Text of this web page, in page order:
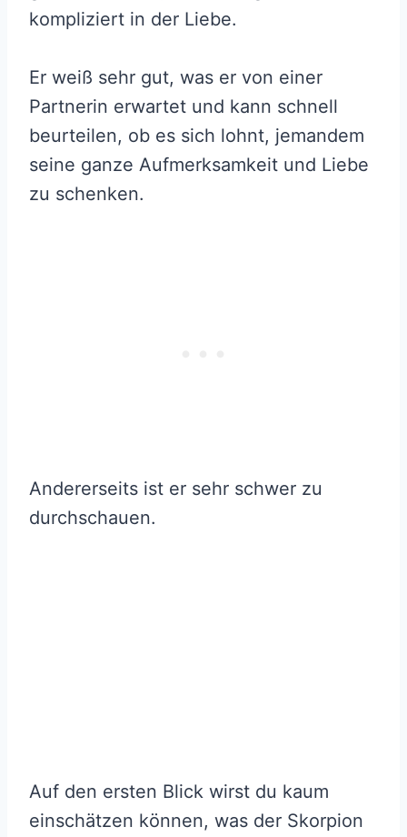
kompliziert in der Liebe.
Er weiß sehr gut, was er von einer
Partnerin erwartet und kann schnell
beurteilen, ob es sich lohnt, jemandem
seine ganze Aufmerksamkeit und Liebe
zu schenken.
Andererseits ist er sehr schwer zu
durchschauen.
Auf den ersten Blick wirst du kaum
einschätzen können, was der Skorpion